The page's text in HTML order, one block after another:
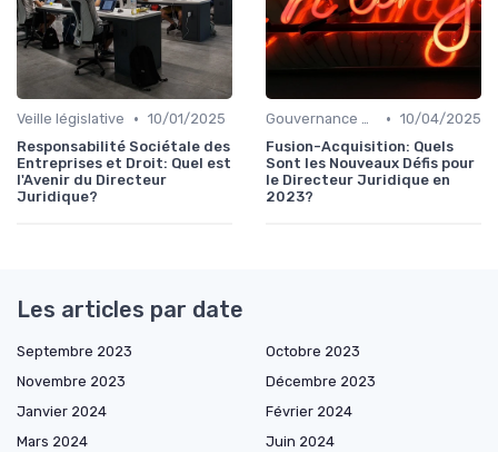
Veille législative • 10/01/2025
Responsabilité Sociétale des
Entreprises et Droit: Quel est
l'Avenir du Directeur
Juridique?
Gouvernance d'entreprise • 10/04/2025
Fusion-Acquisition: Quels
Sont les Nouveaux Défis pour
le Directeur Juridique en
2023?
Les articles par date
Septembre 2023
Octobre 2023
Novembre 2023
Décembre 2023
Janvier 2024
Février 2024
Mars 2024
Juin 2024